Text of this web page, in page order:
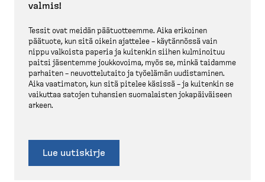
valmis!
Tessit ovat meidän päätuot­teemme. Aika erikoinen
päätuote, kun sitä oikein ajattelee – käytännössä vain
nippu valkoista paperia ja kuitenkin siihen kulminoituu
paitsi jäsentemme joukkovoima, myös se, minkä taidamme
parhaiten – neuvot­te­lutaito ja työelämän uudistaminen.
Aika vaatimaton, kun sitä pitelee käsissä – ja kuitenkin se
vaikuttaa satojen tuhansien suomalaisten jokapäi­väiseen
arkeen.
Lue uutiskirje